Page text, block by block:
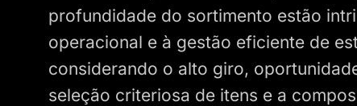
profundidade do sortimento estão
operacional e à gestão eficiente de
considerando o alto giro,
seleção criteriosa de itens e a